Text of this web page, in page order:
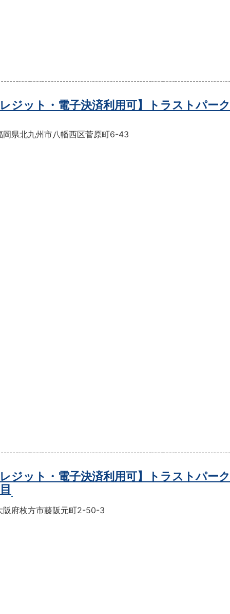
レジット・電子決済利用可】トラストパー
岡県北九州市八幡西区菅原町6-43
レジット・電子決済利用可】トラストパー
阪府枚方市藤阪元町2-50-3